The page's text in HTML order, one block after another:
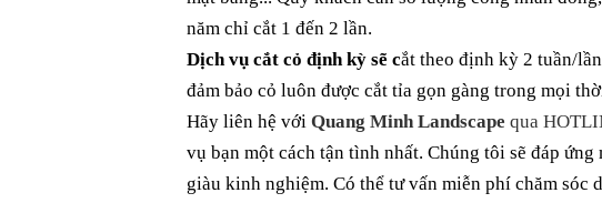
năm chỉ cắt 1 đến 2 lần.
Dịch vụ cắt cỏ định kỳsẽ cắt theo định kỳ 2 tuần/
đảm bảo cỏ luôn được cắt tỉa gọn gàng trong mọi
Hãy liên hệ với Quang MinhLandscape qua
vụ bạn một cách tận tình nhất. Chúng tôi sẽ đáp
giàu kinh nghiệm. Có thể tư vấn miễn phí chăm sóc